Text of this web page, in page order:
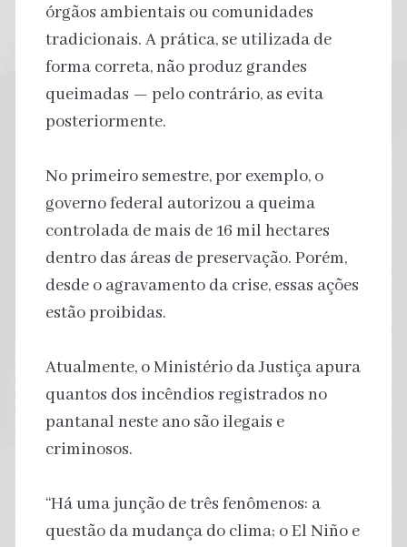
órgãos ambientais ou comunidades
tradicionais. A prática, se utilizada de
forma correta, não produz grandes
queimadas — pelo contrário, as evita
posteriormente.
No primeiro semestre, por exemplo, o
governo federal autorizou a queima
controlada de mais de 16 mil hectares
dentro das áreas de preservação. Porém,
desde o agravamento da crise, essas ações
estão proibidas.
Atualmente, o Ministério da Justiça apura
quantos dos incêndios registrados no
pantanal neste ano são ilegais e
criminosos.
“Há uma junção de três fenômenos: a
questão da mudança do clima; o El Niño e